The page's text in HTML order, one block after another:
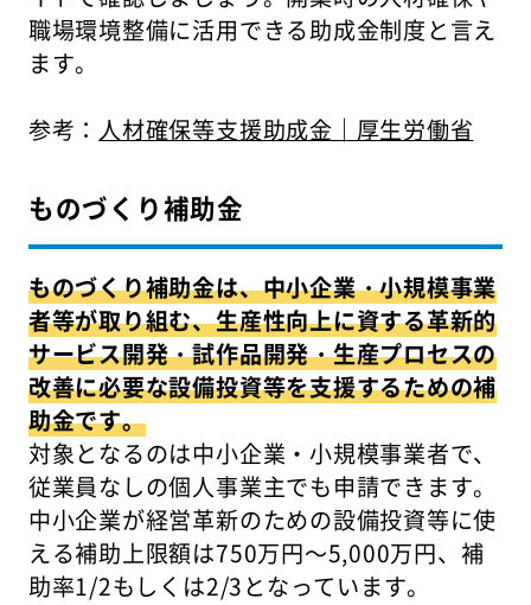
職場環境整備に活用できる助成金制度と言え
ます。
参考： 人材確保等支援助成金｜厚生労働省
ものづくり補助金
ものづくり補助金は、中小企業・小規模事業
者等が取り組む、生産性向上に資する革新的
サービス開発・試作品開発・生産プロセスの
改善に必要な設備投資等を支援するための補
助金です。
対象となるのは中小企業・小規模事業者で、
従業員なしの個人事業主でも申請できます。
中小企業が経営革新のための設備投資等に使
える補助上限額は750万円〜5,000万円、補
助率1/2もしくは2/3となっています。